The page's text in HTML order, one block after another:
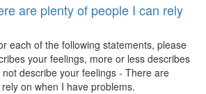
are plenty of people I can rely
each of the following statements, please
your feelings, more or less describes
describe your feelings - There are
on when I have problems.